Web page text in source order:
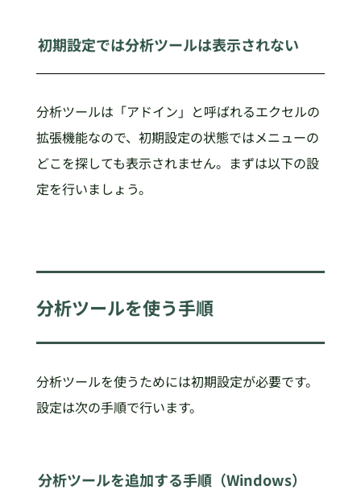
初期設定では分析ツールは表示されない
分析ツールは「アドイン」と呼ばれるエクセルの
拡張機能なので、初期設定の状態ではメニューの
どこを探しても表示されません。まずは以下の設
定を行いましょう。
分析ツールを使う手順
分析ツールを使うためには初期設定が必要です。
設定は次の手順で行います。
分析ツールを追加する手順（Windows）